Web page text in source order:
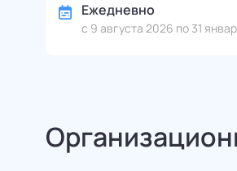
Ежедневно
с 9 августа 2026 по 31